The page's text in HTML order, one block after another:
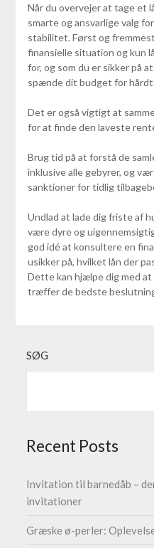
Når du overvejer at tage
smarte og ansvarlige valg
stabilitet. Først og
finansielle situation og kun
for, og som du er sikker på
spænde dit budget for hårdt.
Det er også vigtigt at
for at finde den laveste
Brug tid på at forstå de
inklusive alle gebyrer, og
sanktioner for tidlig
Undlad at lade dig friste af
være dyre og
god idé at konsultere en
usikker på, hvilket lån der
Dette kan hjælpe dig med
træffer de bedste
SØG
Recent Posts
Invitation til barnedåb –
invitationer
Græske ø-perler: